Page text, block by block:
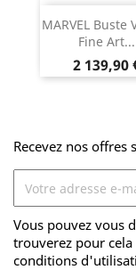
MARVEL Buste
Fine Art...
Prix
2 139,90
Recevez nos offres
Vous pouvez vous
trouverez pour
conditions